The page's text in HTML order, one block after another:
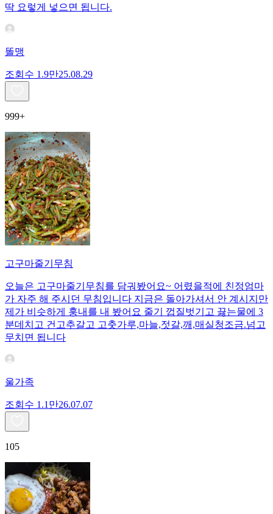
딱 요렇게 넣으면 됩니다.
똘맹
조회수 1.9만25.08.29
999+
고구마줄기무침
오늘은 고구마줄기무침를 담궈봤어요~ 어렸을적에 친정엄마
가 자주 해 주시던 무침입니다 지금은 돌아가셔서 안 계시지만
제가 비슷하게 훙내를 내 봤어요 줄기 껍질벗기고 끓는물에 3
분데치고 건고추갈고 고춧가루,마늘,젓갈,깨,매실청조금.넘고
무치면 됩니다
울가족
조회수 1.1만26.07.07
105